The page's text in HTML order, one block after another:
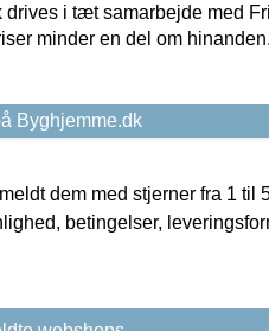
drives i tæt samarbejde med
minder en del om
Byghjemme.dk
dem med stjerner fra 1 til
betingelser,